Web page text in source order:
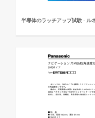
半導体のラッチアップ試験 - ル